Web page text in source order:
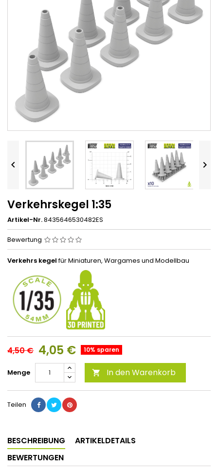
 
Verkehrskegel 1:35
Artikel-Nr.8435646530482ES
Bewertung
Verkehrs kegelfür Miniaturen, Wargames und Modellbau
4,50 € 4,05 € 10% sparen
Menge  In den Warenkorb
Teilen
BESCHREIBUNG
ARTIKELDETAILS
BEWERTUNGEN